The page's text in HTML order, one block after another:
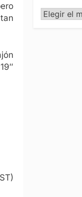
Archivo